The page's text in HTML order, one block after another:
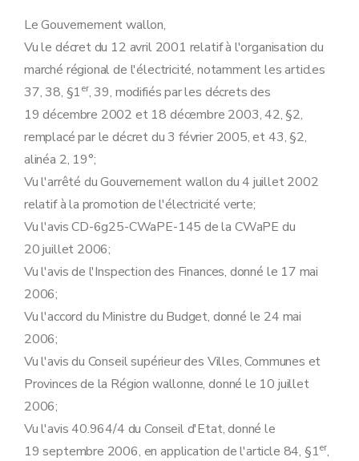
Section premièrebis
Art.15bis
Art.15ter
Art.
Art.15quinquies
Art. 16
Art. 17
Art. 17/1
Art.
Art.
Art.17/4
Art.17/5
Art. 17/6
Art.17/7
Section première ter
Art.17
bis
Section 2 Procédure de suspension de l'octroi des labels de garantie d'origine et des certificats verts
Art. 19
Chapitre V Banque de données, marché des labels de garantie d'origine et marché des certificats verts
Art. 20
Art. 21
Art. 22
Art. 23
Art. 24
Chapitre VI
Section première Utilisation de certificats verts
Art. 25
Le Gouvernement wallon,
Vu le décret du 12 avril 2001 relatif à l'organisation du
marché régional de l'électricité, notamment les articles
37, 38, §1er, 39, modifiés par les décrets des
19 décembre 2002 et 18 décembre 2003, 42, §2,
remplacé par le décret du 3 février 2005, et 43, §2,
alinéa 2, 19°;
Vu l'arrêté du Gouvernement wallon du 4 juillet 2002
relatif à la promotion de l'électricité verte;
Vu l'avis CD-6g25-CWaPE-145 de la CWaPE du
20 juillet 2006;
Vu l'avis de l'Inspection des Finances, donné le 17 mai
2006;
Vu l'accord du Ministre du Budget, donné le 24 mai
2006;
Vu l'avis du Conseil supérieur des Villes, Communes et
Provinces de la Région wallonne, donné le 10 juillet
2006;
Vu l'avis 40.964/4 du Conseil d'Etat, donné le
19 septembre 2006, en application de l'article 84, §1er,